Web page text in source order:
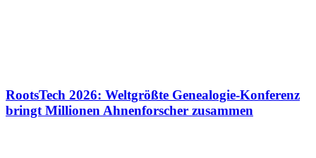
RootsTech 2026: Weltgrößte Genealogie-Konferenz
bringt Millionen Ahnenforscher zusammen